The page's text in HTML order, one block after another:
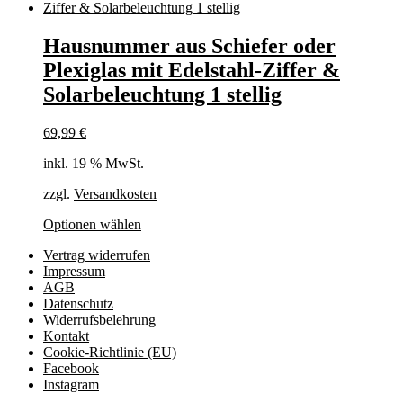
Hausnummer aus Schiefer oder
Plexiglas mit Edelstahl-Ziffer &
Solarbeleuchtung 1 stellig
69,99 €
inkl. 19 % MwSt.
zzgl. Versandkosten
Optionen wählen
Vertrag widerrufen
Impressum
AGB
Datenschutz
Widerrufsbelehrung
Kontakt
Cookie-Richtlinie (EU)
Facebook
Instagram